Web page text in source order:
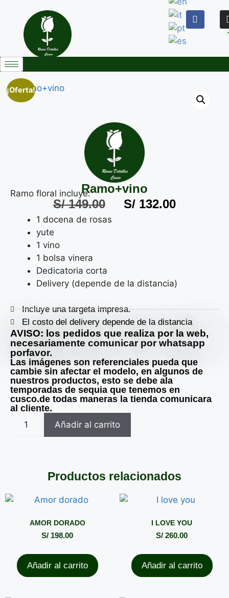
¡Oferta!
Ramo+vino
S/149.00 S/ 132.00
Ramo floral incluye:
1 docena de rosas
yute
1 vino
1 bolsa vinera
Dedicatoria corta
Delivery (depende de la distancia)
Incluye una targeta impresa.
El costo del delivery depende de la distancia
AVISO: los pedidos que realiza por la web,
necesariamente comunicar por whatsapp
porfavor.
Las imágenes son referenciales pueda que
cambie sin afectar el modelo, en algunos de
nuestros productos, esto se debe ala
temporadas de sequia que tenemos en
cusco.de todas maneras la tienda comunicara
al cliente.
Añadir al carrito
Productos relacionados
AMOR DORADO
S/ 198.00
Añadir al carrito
I LOVE YOU
S/ 260.00
Añadir al carrito